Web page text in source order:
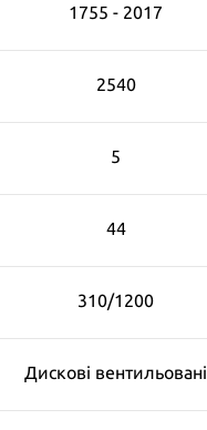
1755 - 2017
2540
5
44
310/1200
Дискові вентильовані